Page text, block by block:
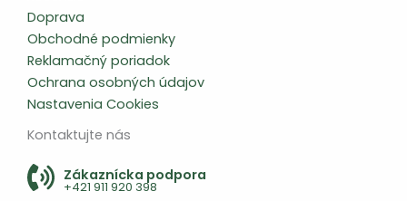
Doprava
Obchodné podmienky
Reklamačný poriadok
Ochrana osobných údajov
Nastavenia Cookies
Kontaktujte nás
Zákaznícka podpora
+421 911 920 398